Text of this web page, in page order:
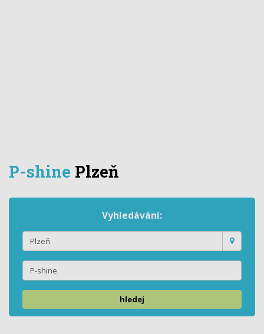
P-shine Plzeň
Vyhledávání:
hledej